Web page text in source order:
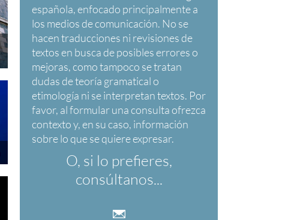
O, si lo prefieres,
consúltanos...